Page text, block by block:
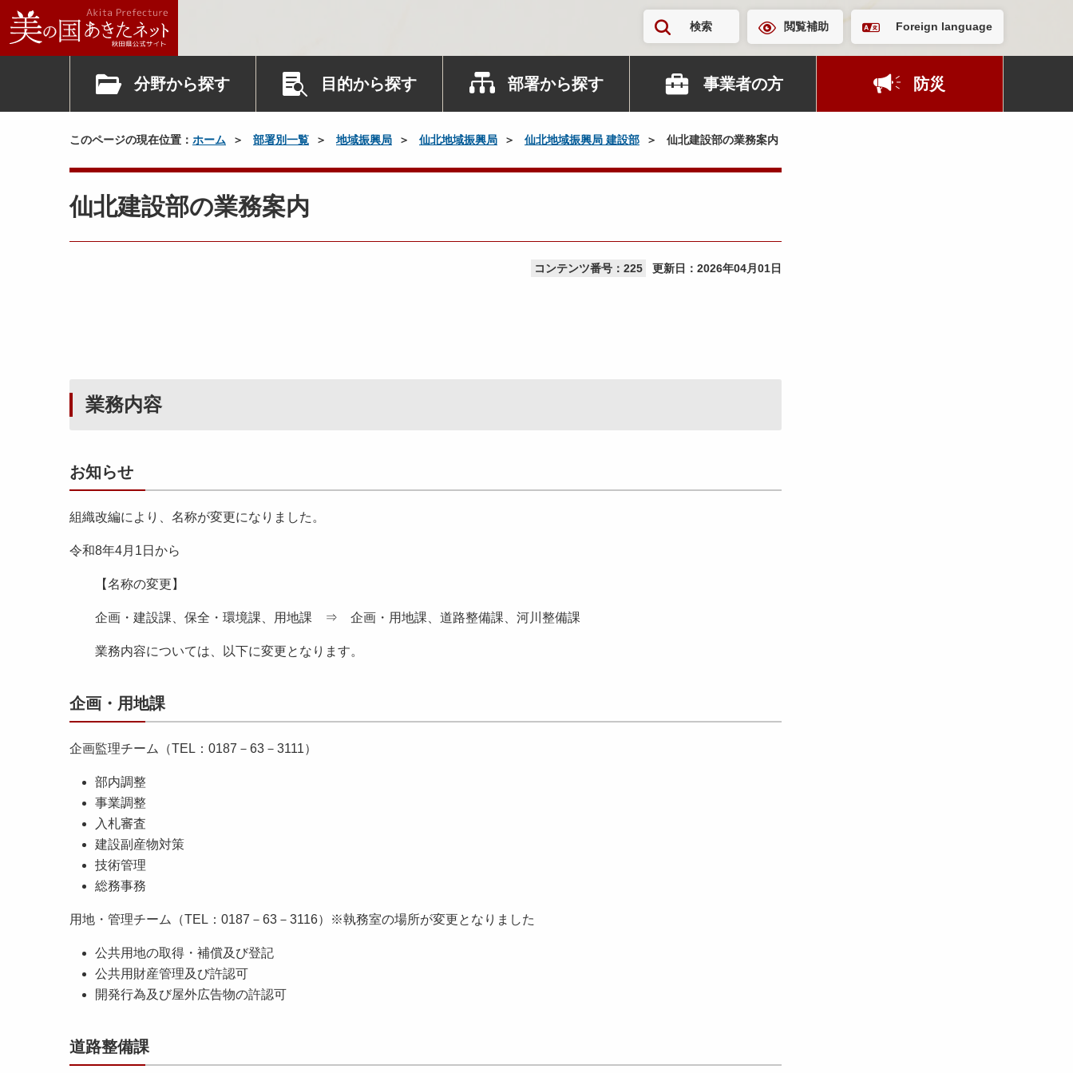
検索 閲覧補助 Foreign language
分野から探す 目的から探す 部署から探す 事業者の方 防災
このページの現在位置： ホーム 部署別一覧 地域振興局 仙北地域振興局 仙北地域振興局 建設部 仙北建設部の業務案内
仙北建設部の業務案内
コンテンツ番号：225 更新日： 2026年04月01日
業務内容
お知らせ
組織改編により、名称が変更になりました。
令和8年4月1日から
【名称の変更】
企画・建設課、保全・環境課、用地課 ⇒ 企画・用地課、道路整備課、河川整備課
業務内容については、以下に変更となります。
企画・用地課
企画監理チーム（TEL：0187－63－3111）
部内調整
事業調整
入札審査
建設副産物対策
技術管理
総務事務
用地・管理チーム（TEL：0187－63－3116）※執務室の場所が変更となりました
公共用地の取得・補償及び登記
公共用財産管理及び許認可
開発行為及び屋外広告物の許認可
道路整備課